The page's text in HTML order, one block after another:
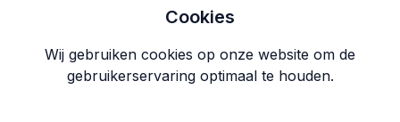
tinteling, de warmte, de spanning, in één klap voelt het
misplaatst. Het kind in haar buik is van haar en Marijn. Dat
is wat ze iedereen om hen heen heeft verteld. Ze had
Harold niets hoeven zeggen. De spijt welt op, groeit in
haar borst als een steen die ze niet meer kan
Cookies
Wij gebruiken cookies op onze website om de
gebruikerservaring optimaal te houden.